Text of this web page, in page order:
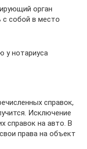
орган
с собой в место
у нотариуса
справок,
Исключение
справок на авто. В
права на объект